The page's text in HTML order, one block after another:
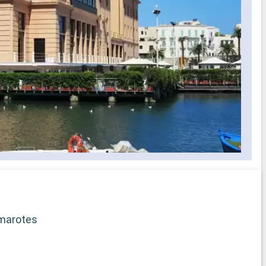
para
niños
zapatillas)
para
los
a bordo
de
servicio de té por la tarde, aperitivos
disponibles día y noche y
entretenimiento en directo por la noche
- Un solárium con piscina privada,
bañeras de hidromasaje, área para tomar
el sol y bar al aire libre con las mejores
vistas
- Restaurante gourmet a la carta para
desayuno, almuerzo y cena con libre
elección de horario para cenar